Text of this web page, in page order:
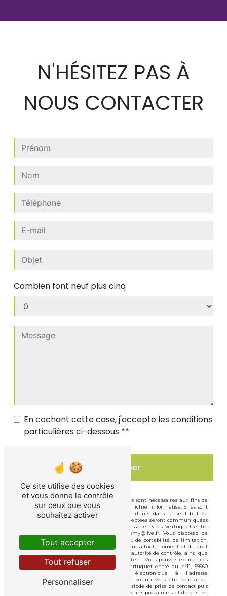
N'HÉSITEZ PAS À
NOUS CONTACTER
Combien font neuf plus cinq
En cochant cette case, j'accepte les conditions
particulières ci-dessous **
Envoyer
** Les données personnelles communiquées sont nécessaires aux fins de
vous contacter et sont enregistrées dans un fichier informatisé. Elles sont
destinées à Vandenbussche et ses sous-traitants dans le seul but de
répondre à votre message. Les données collectées seront communiquées
aux seuls destinataires suivants: Vandenbussche 13 bis Vertuquet entré
au n°11, 59960 Neuville-en-Ferrain vdbjeremy@live.fr. Vous disposez de
droits d’accès, de rectification, d’effacement, de portabilité, de limitation,
d’opposition, de retrait de votre consentement à tout moment et du droit
d’introduire une réclamation auprès d’une autorité de contrôle, ainsi que
d’organiser le sort de vos données post-mortem. Vous pouvez exercer ces
droits par voie postale à l'adresse 13 bis Vertuquet entré au n°11, 59960
Neuville-en-Ferrain ou par courrier électronique à l'adresse
vdbjeremy@live.fr. Un justificatif d'identité pourra vous être demandé.
Nous conservons vos données pendant la période de prise de contact puis
pendant la durée de prescription légale aux fins probatoires et de gestion
Ce site utilise des cookies
et vous donne le contrôle
sur ceux que vous
souhaitez activer
Tout accepter
Tout refuser
Personnaliser